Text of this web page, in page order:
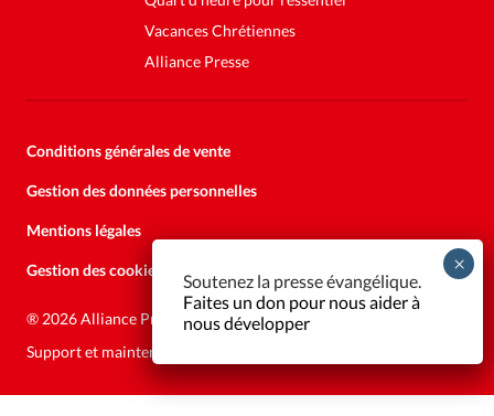
Vacances Chrétiennes
Alliance Presse
Conditions générales de vente
Gestion des données personnelles
Mentions légales
Gestion des cookies
® 2026 Alliance Presse
Support et maintenance:
Soutenez la presse évangélique.
Faites un don pour nous aider à
nous développer